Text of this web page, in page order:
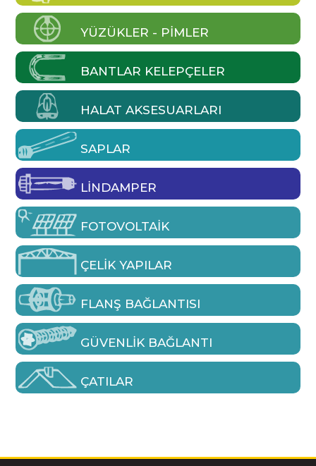
YÜZÜKLER - PIMLER
BANTLAR KELEPÇELER
HALAT AKSESUARLARI
SAPLAR
LINDAMPER
FOTOVOLTAIK
ÇELIK YAPILAR
FLANŞ BAĞLANTISI
GÜVENLIK BAĞLANTI
ÇATILAR